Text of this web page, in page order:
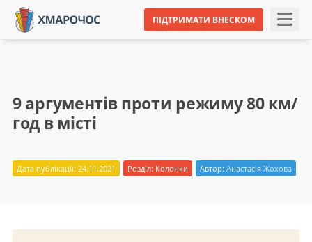
ПІДТРИМАТИ ВНЕСКОМ
9 аргументів проти режиму 80 км/
год в місті
Дата публікації: 24.11.2021 Розділ: Колонки Автор: Анастасія Жохова